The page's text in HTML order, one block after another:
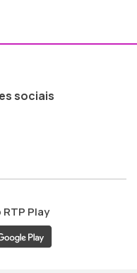
sociais
ao
RTP Play